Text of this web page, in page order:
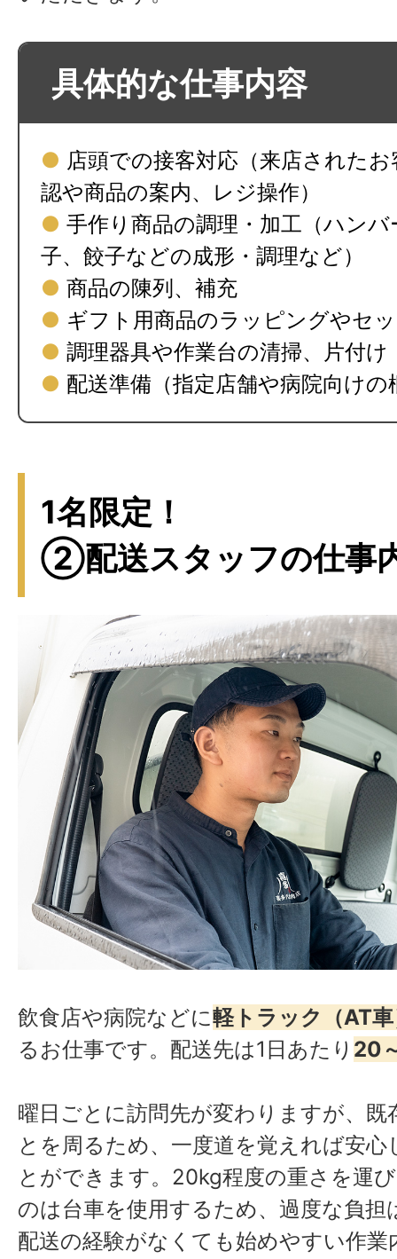
具体的な仕事内容
● 店頭での接客対応（来店された
認や商品の案内、レジ操作）
● 手作り商品の調理・加工（ハンバ
子、餃子などの成形・調理など）
● 商品の陳列、補充
● ギフト用商品のラッピングやセ
● 調理器具や作業台の清掃、片付け
● 配送準備（指定店舗や病院向けの
1名限定！
②配送スタッフの仕事
飲食店や病院などに軽トラック（AT
るお仕事です。配送先は1日あたり 20
曜日ごとに訪問先が変わりますが、既
とを周るため、一度道を覚えれば安
とができます。20kg程度の重さを運
のは台車を使用するため、過度な負担
配送の経験がなくても始めやすい作業